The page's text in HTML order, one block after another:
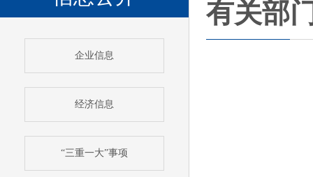
企业信息
经济信息
“三重一大”事项
有关部